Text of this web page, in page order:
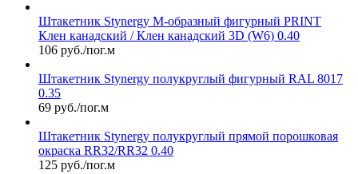
Штакетник Stynergy М-образный фигурный PRINT
Клен канадский / Клен канадский 3D (W6) 0.40
106 руб./пог.м
Штакетник Stynergy полукруглый фигурный RAL 8017
0.35
69 руб./пог.м
Штакетник Stynergy полукруглый прямой порошковая
окраска RR32/RR32 0.40
125 руб./пог.м